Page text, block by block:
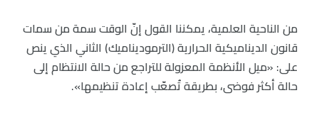
من الناحية العلمية، يمكننا القول إنّ الوقت سمة من سمات
قانون الديناميكية الحرارية (الترموديناميك) الثاني الذي ينص
على: «ميل الأنظمة المعزولة للتراجع من حالة الانتظام إلى
حالة أكثر فوضى، بطريقة تُصعّب إعادة تنظيمها».